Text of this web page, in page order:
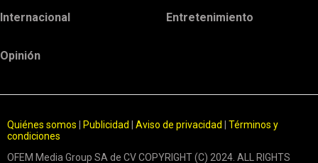
Internacional Entretenimiento
Opinión
Quiénes somos Publicidad Aviso de privacidad
Términos y
condiciones
OFEM Media Group SA de CV COPYRIGHT (C) 2024. ALL RIGHTS